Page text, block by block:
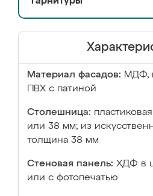
Материал фасадов: МДФ,
ПВХ с патиной
Столешница:
или 38 мм; из
толщина 38 мм
Стеновая панель: ХДФ в
или с фотопечатью